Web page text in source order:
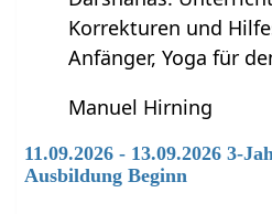
Korrekturen und
Anfänger, Yoga für
Manuel Hirning
11.09.2026 - 13.09.2026 3-
Ausbildung Beginn